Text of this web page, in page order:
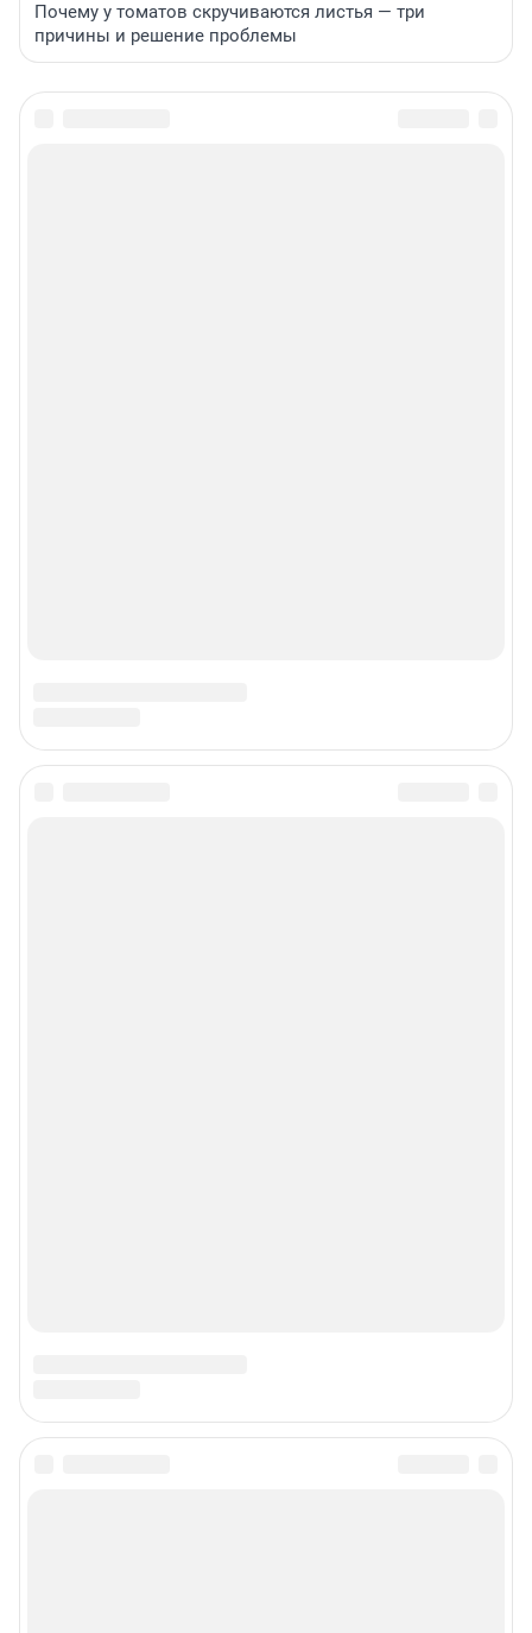
Почему у томатов скручиваются листья — три
причины и решение проблемы